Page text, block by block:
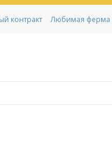
контракт Любимая ферма